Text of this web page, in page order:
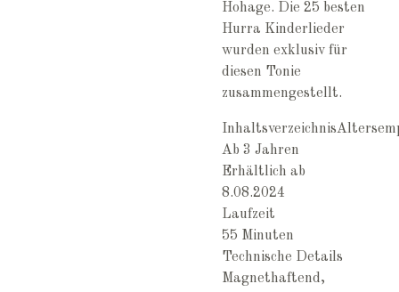
Hohage. Die 25 besten
Hurra Kinderlieder
wurden exklusiv für
diesen Tonie
zusammengestellt.
Inhaltsverzeichnis
Ab 3 Jahren
Erhältlich ab
8.08.2024
Laufzeit
55 Minuten
Technische Details
Magnethaftend,